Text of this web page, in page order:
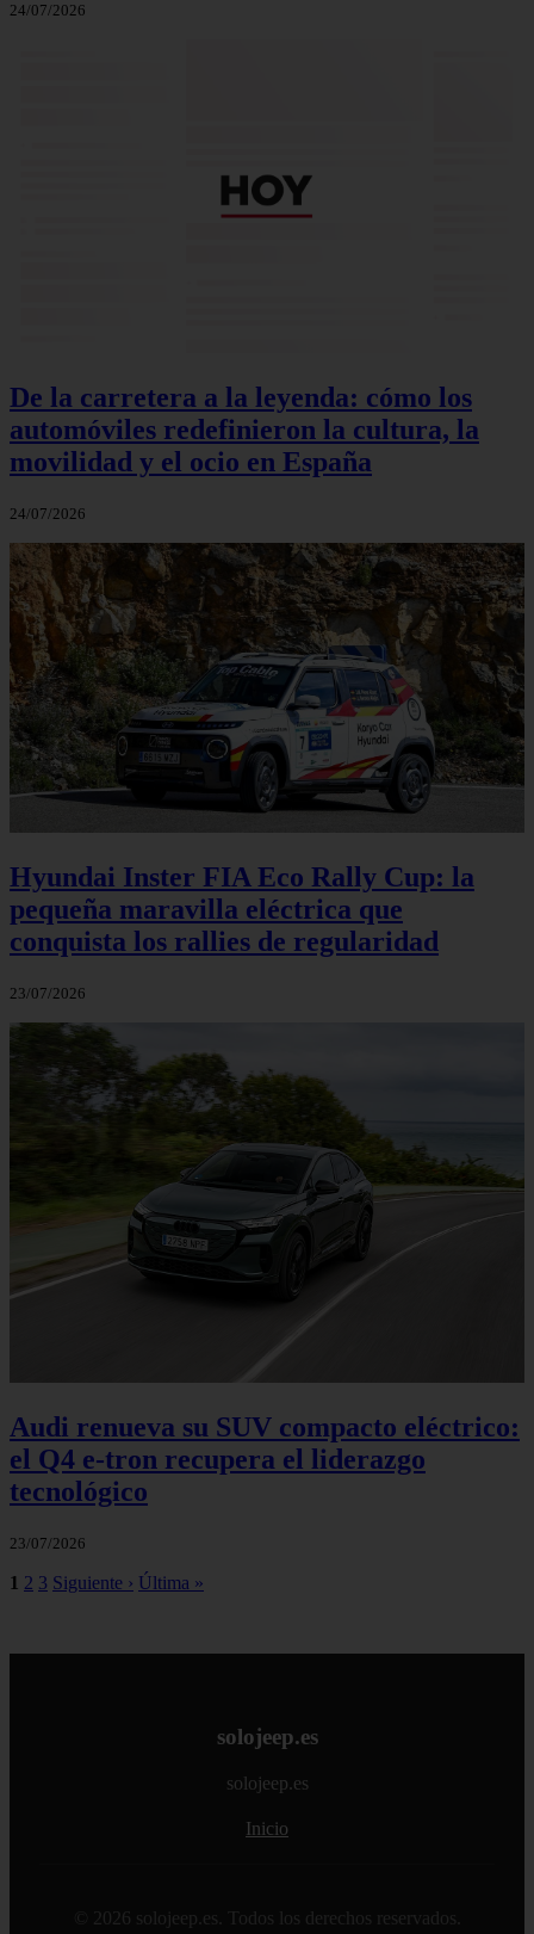
24/07/2026
De la carretera a la leyenda: cómo los
automóviles redefinieron la cultura, la
movilidad y el ocio en España
24/07/2026
Hyundai Inster FIA Eco Rally Cup: la
pequeña maravilla eléctrica que
conquista los rallies de regularidad
23/07/2026
Audi renueva su SUV compacto eléctrico:
el Q4 e‑tron recupera el liderazgo
tecnológico
23/07/2026
1 2 3 Siguiente › Última »
solojeep.es
solojeep.es
Inicio
© 2026 solojeep.es. Todos los derechos reservados.